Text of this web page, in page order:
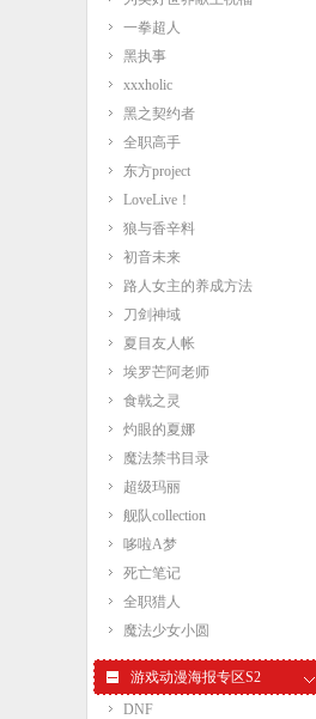
一拳超人
黑执事
xxxholic
黑之契约者
全职高手
东方project
LoveLive！
狼与香辛料
初音未来
路人女主的养成方法
刀剑神域
夏目友人帐
埃罗芒阿老师
食戟之灵
灼眼的夏娜
魔法禁书目录
超级玛丽
舰队collection
哆啦A梦
死亡笔记
全职猎人
魔法少女小圆
游戏动漫海报专区S2
DNF